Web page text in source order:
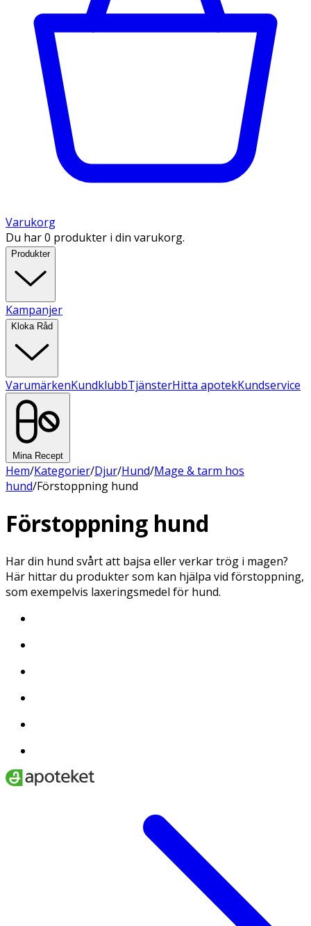
Varukorg
Du har 0 produkter i din varukorg.
Produkter
Kampanjer
Kloka Råd
VarumärkenKundklubbTjänsterHitta apotekKundservice
Mina Recept
Hem/Kategorier/Djur/Hund/Mage & tarm hos
hund/Förstoppning hund
Förstoppning hund
Har din hund svårt att bajsa eller verkar trög i magen?
Här hittar du produkter som kan hjälpa vid förstoppning,
som exempelvis laxeringsmedel för hund.